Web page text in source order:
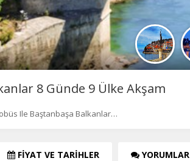
8 Günde 9 Ülke Akşam
Ile Baştanbaşa Balkanlar…
FİYAT VE TARİHLER YORUMLAR